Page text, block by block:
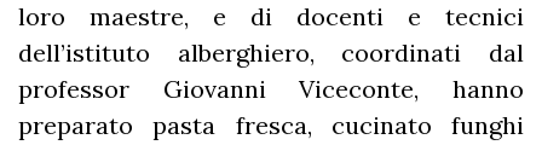
loro maestre, e di docenti e tecnici
dell’istituto alberghiero, coordinati dal
professor Giovanni Viceconte, hanno
preparato pasta fresca, cucinato funghi